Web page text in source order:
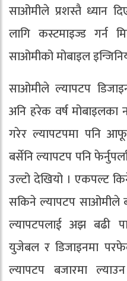
साओमीले प्रशस्तै ध्यान
लागि कस्टमाइज्ड गर्न
साओमीको मोबाइल
साओमीले ल्यापटप
अनि हरेक वर्ष मोबाइलका
गरेर ल्यापटपमा पनि
बर्सेनि ल्यापटप पनि
उल्टो देखियो । एकपल्ट
सकिने ल्यापटप साओमीले
ल्यापटपलाई अझ बढी
युजेबल र डिजाइनमा
ल्यापटप बजारमा